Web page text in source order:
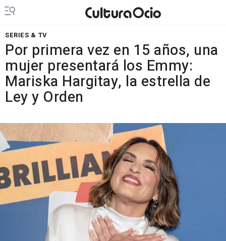
SERIES & TV
Por primera vez en 15 años, una
mujer presentará los Emmy:
Mariska Hargitay, la estrella de
Ley y Orden